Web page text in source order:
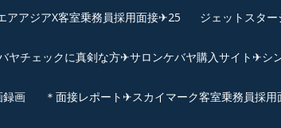
アアジアX客室乗務員採用面接✈25 ジェットスタ
ヤチェックに真剣な方✈サロンケバヤ購入サイト✈シ
録画 ＊面接レポート✈スカイマーク客室乗務員採用